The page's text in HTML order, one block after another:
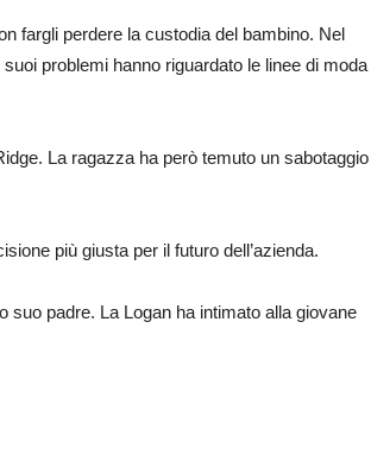
fargli perdere la custodia del bambino. Nel
problemi hanno riguardato le linee di moda
La ragazza ha però temuto un sabotaggio
più giusta per il futuro dell’azienda.
padre. La Logan ha intimato alla giovane